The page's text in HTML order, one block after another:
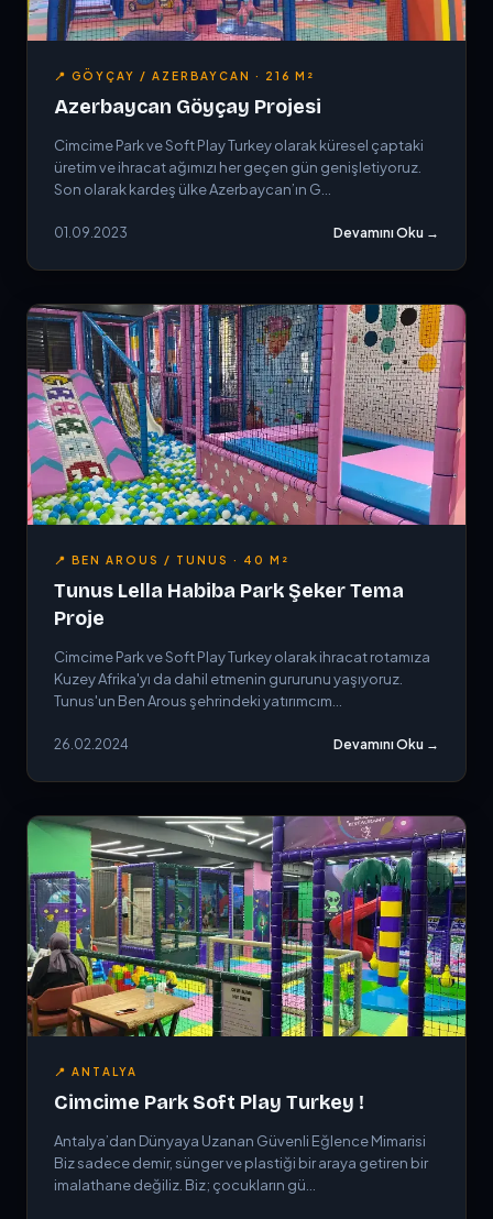
📍 GÖYÇAY / AZERBAYCAN · 216 M²
Azerbaycan Göyçay Projesi
Cimcime Park ve Soft Play Turkey olarak küresel çaptaki
üretim ve ihracat ağımızı her geçen gün genişletiyoruz.
Son olarak kardeş ülke Azerbaycan’ın G...
01.09.2023 Devamını Oku →
📍 BEN AROUS / TUNUS · 40 M²
Tunus Lella Habiba Park Şeker Tema
Proje
Cimcime Park ve Soft Play Turkey olarak ihracat rotamıza
Kuzey Afrika'yı da dahil etmenin gururunu yaşıyoruz.
Tunus'un Ben Arous şehrindeki yatırımcım...
26.02.2024 Devamını Oku →
📍 ANTALYA
Cimcime Park Soft Play Turkey !
Antalya’dan Dünyaya Uzanan Güvenli Eğlence Mimarisi
Biz sadece demir, sünger ve plastiği bir araya getiren bir
imalathane değiliz. Biz; çocukların gü...